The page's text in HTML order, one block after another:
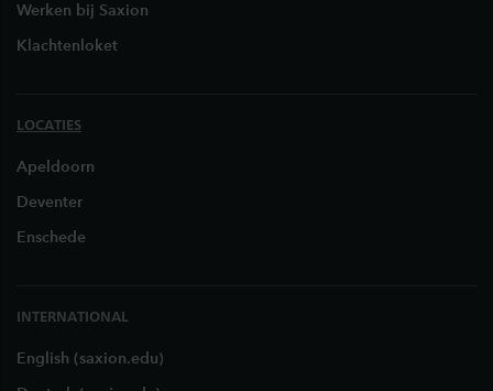
Werken bij Saxion
Klachtenloket
LOCATIES
Apeldoorn
Deventer
Enschede
INTERNATIONAL
English (saxion.edu)